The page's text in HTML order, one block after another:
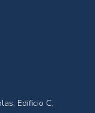
Edificio C,